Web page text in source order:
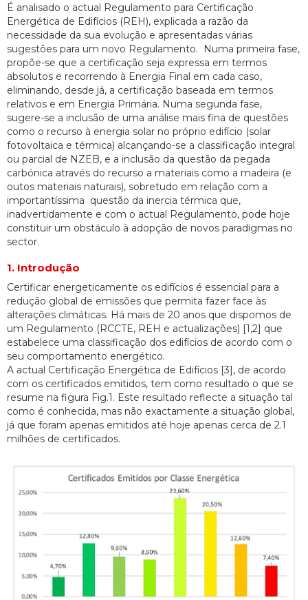
É analisado o actual Regulamento para Certificação
Energética de Edifícios (REH), explicada a razão da
necessidade da sua evolução e apresentadas várias
sugestões para um novo Regulamento. Numa primeira fase,
propõe-se que a certificação seja expressa em termos
absolutos e recorrendo à Energia Final em cada caso,
eliminando, desde já, a certificação baseada em termos
relativos e em Energia Primária. Numa segunda fase,
sugere-se a inclusão de uma análise mais fina de questões
como o recurso à energia solar no próprio edifício (solar
fotovoltaica e térmica) alcançando-se a classificação integral
ou parcial de NZEB, e a inclusão da questão da pegada
carbónica através do recurso a materiais como a madeira (e
outos materiais naturais), sobretudo em relação com a
importantíssima questão da inercia térmica que,
inadvertidamente e com o actual Regulamento, pode hoje
constituir um obstáculo à adopção de novos paradigmas no
sector.
1. Introdução
Certificar energeticamente os edifícios é essencial para a
redução global de emissões que permita fazer face às
alterações climáticas. Há mais de 20 anos que dispomos de
um Regulamento (RCCTE, REH e actualizações) [1,2] que
estabelece uma classificação dos edifícios de acordo com o
seu comportamento energético.
A actual Certificação Energética de Edifícios [3], de acordo
com os certificados emitidos, tem como resultado o que se
resume na figura Fig.1. Este resultado reflecte a situação tal
como é conhecida, mas não exactamente a situação global,
já que foram apenas emitidos até hoje apenas cerca de 2.1
milhões de certificados.